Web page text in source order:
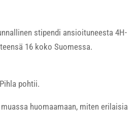
stipendi ansioituneesta 4H-
16 koko Suomessa.
pohtii.
huomaamaan, miten erilaisia